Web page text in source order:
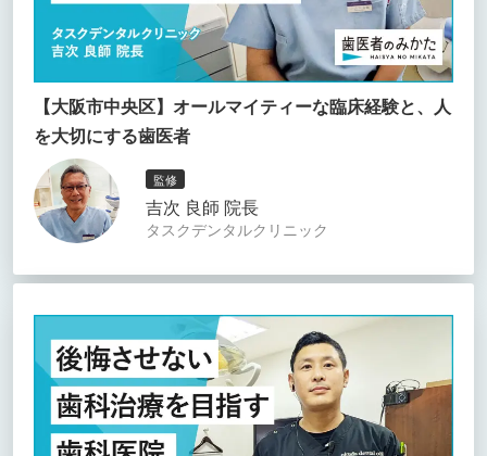
【大阪市中央区】オールマイティーな臨床経験と、人
を大切にする歯医者
監修
吉次 良師 院長
タスクデンタルクリニック